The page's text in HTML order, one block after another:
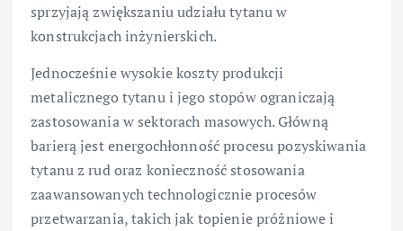
sprzyjają zwiększaniu udziału tytanu w
konstrukcjach inżynierskich.
Jednocześnie wysokie koszty produkcji
metalicznego tytanu i jego stopów ograniczają
zastosowania w sektorach masowych. Główną
barierą jest energochłonność procesu pozyskiwania
tytanu z rud oraz konieczność stosowania
zaawansowanych technologicznie procesów
przetwarzania, takich jak topienie próżniowe i